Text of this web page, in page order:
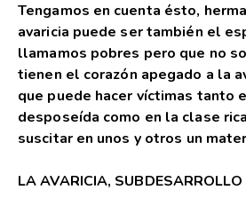
Tengamos en cuenta ésto,
avaricia puede ser también el
llamamos pobres pero que no
tienen el corazón apegado a la
que puede hacer víctimas tanto
desposeída como en la clase
suscitar en unos y otros un
LA AVARICIA,